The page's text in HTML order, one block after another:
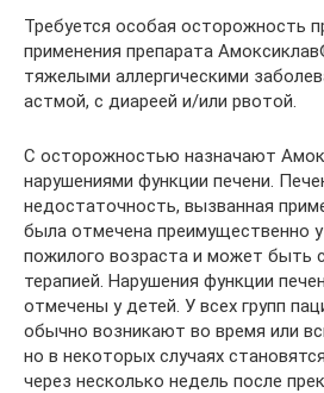
Требуется особая осторожность
применения препарата
тяжелыми аллергическими
астмой, с диареей и/или рвотой.
С осторожностью назначают
нарушениями функции печени.
недостаточность, вызванная
была отмечена преимущественно
пожилого возраста и может быть
терапией. Нарушения функции
отмечены у детей. У всех групп
обычно возникают во время или
но в некоторых случаях
через несколько недель после